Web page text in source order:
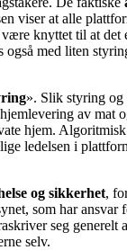
viser at alle
knyttet til at det
med liten
». Slik styring
av mat
hjem.
ledelsen i
og sikkerhet,
som har ansvar
seg generelt
selv.